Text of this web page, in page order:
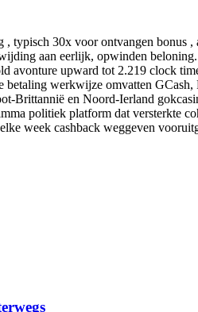
typisch 30x voor ontvangen
aan eerlijk, opwinden
avonture upward tot 2.219 clock
werkwijze omvatten
Brittannië en Noord-Ierland
politiek platform dat versterkte
week cashback weggeven